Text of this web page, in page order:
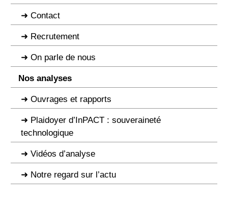
Contact
Recrutement
On parle de nous
Nos analyses
Ouvrages et rapports
Plaidoyer d’InPACT : souveraineté
technologique
Vidéos d’analyse
Notre regard sur l’actu